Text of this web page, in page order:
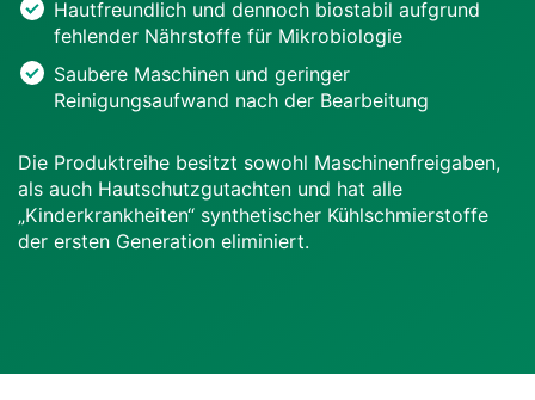
Hautfreundlich und dennoch biostabil aufgrund
fehlender Nährstoffe für Mikrobiologie
Saubere Maschinen und geringer
Reinigungsaufwand nach der Bearbeitung
Die Produktreihe besitzt sowohl Maschinenfreigaben,
als auch Hautschutzgutachten und hat alle
„Kinderkrankheiten“ synthetischer Kühlschmierstoffe
der ersten Generation eliminiert.